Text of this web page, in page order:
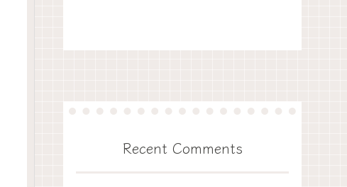
Recent Comments